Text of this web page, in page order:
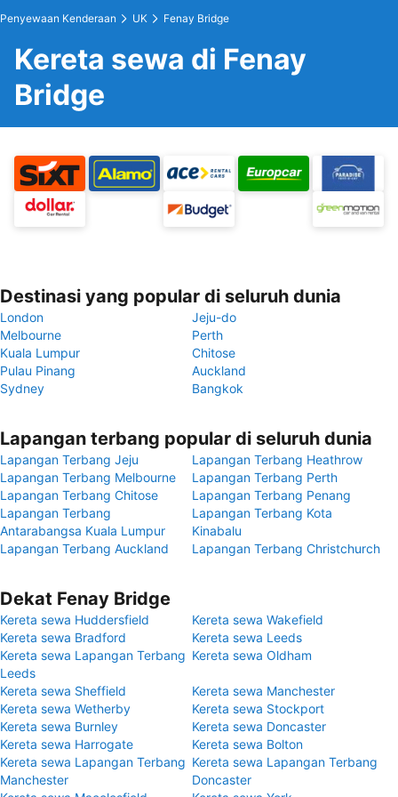
Penyewaan Kenderaan UK Fenay Bridge
Kereta sewa di Fenay
Bridge
Destinasi yang popular di seluruh dunia
London
Jeju-do
Melbourne
Perth
Kuala Lumpur
Chitose
Pulau Pinang
Auckland
Sydney
Bangkok
Lapangan terbang popular di seluruh dunia
Lapangan Terbang Jeju
Lapangan Terbang Heathrow
Lapangan Terbang Melbourne
Lapangan Terbang Perth
Lapangan Terbang Chitose
Lapangan Terbang Penang
Lapangan Terbang
Antarabangsa Kuala Lumpur
Lapangan Terbang Kota
Kinabalu
Lapangan Terbang Auckland
Lapangan Terbang Christchurch
Dekat Fenay Bridge
Kereta sewa Huddersfield
Kereta sewa Wakefield
Kereta sewa Bradford
Kereta sewa Leeds
Kereta sewa Lapangan Terbang
Leeds
Kereta sewa Oldham
Kereta sewa Sheffield
Kereta sewa Manchester
Kereta sewa Wetherby
Kereta sewa Stockport
Kereta sewa Burnley
Kereta sewa Doncaster
Kereta sewa Harrogate
Kereta sewa Bolton
Kereta sewa Lapangan Terbang
Manchester
Kereta sewa Lapangan Terbang
Doncaster